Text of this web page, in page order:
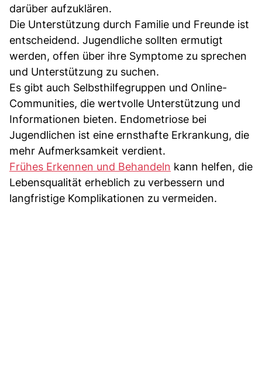
darüber aufzuklären.
Die Unterstützung durch Familie und Freunde ist
entscheidend. Jugendliche sollten ermutigt
werden, offen über ihre Symptome zu sprechen
und Unterstützung zu suchen.
Es gibt auch Selbsthilfegruppen und Online-
Communities, die wertvolle Unterstützung und
Informationen bieten. Endometriose bei
Jugendlichen ist eine ernsthafte Erkrankung, die
mehr Aufmerksamkeit verdient.
Frühes Erkennen und Behandeln kann helfen, die
Lebensqualität erheblich zu verbessern und
langfristige Komplikationen zu vermeiden.